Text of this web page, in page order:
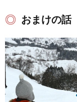
おまけの話